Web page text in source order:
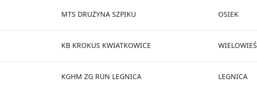
MTS DRUŻYNA SZPIKU OSIEK
KB KROKUS KWIATKOWICE WIELOWIEŚ
KGHM ZG RUN LEGNICA LEGNICA